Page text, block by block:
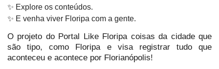
✨ Explore os conteúdos.
✨ E venha viver Floripa com a gente.
O projeto do Portal Like Floripa coisas da cidade que
são tipo, como Floripa e visa registrar tudo que
aconteceu e acontece por Florianópolis!